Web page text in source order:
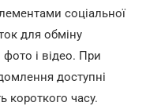
соціальної
для обміну
і відео. При
доступні
короткого часу.